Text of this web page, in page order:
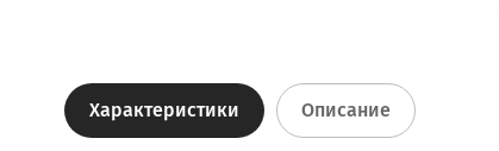
Характеристики Описание